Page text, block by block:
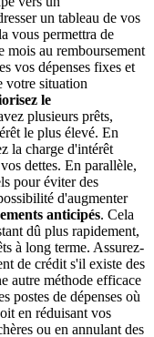
un tableau de vos
vous permettra de
mois au remboursement
vos dépenses fixes et
votre situation
le
plusieurs prêts,
le plus élevé. En
la charge d'intérêt
dettes. En parallèle,
pour éviter des
d'augmenter
anticipés. Cela
dû plus rapidement,
à long terme. Assurez-
de crédit s'il existe des
autre méthode efficace
postes de dépenses où
en réduisant vos
ou en annulant des